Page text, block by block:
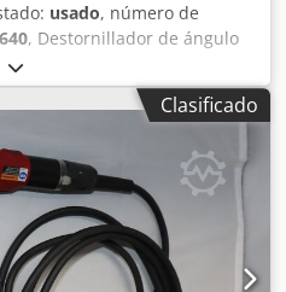
usado, número de
, Destornillador de ángulo
eléctricamente,
m compatible con el sistema
CVI 2 Salida: 3/8" Par
45 Nm
pico: 60 Nm Velocidad en
mm Peso: 1,80 kg
Clasificado